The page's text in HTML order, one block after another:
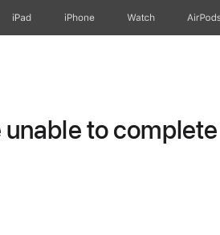
iPad iPhone Watch
unable to